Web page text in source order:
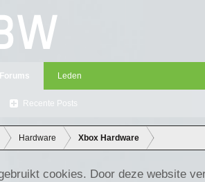
Forums
Recente Posts
Leden
Hardware Xbox Hardware
cookies. Door deze website